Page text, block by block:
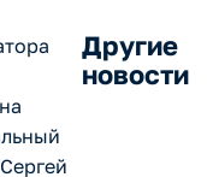
Другие
новости